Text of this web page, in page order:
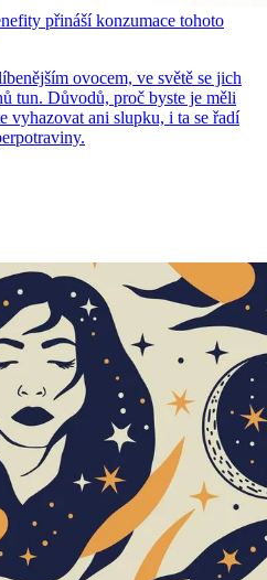
přináší konzumace tohoto
ovocem, ve světě se jich
tun. Důvodů, proč byste je měli
vyhazovat ani slupku, i ta se řadí